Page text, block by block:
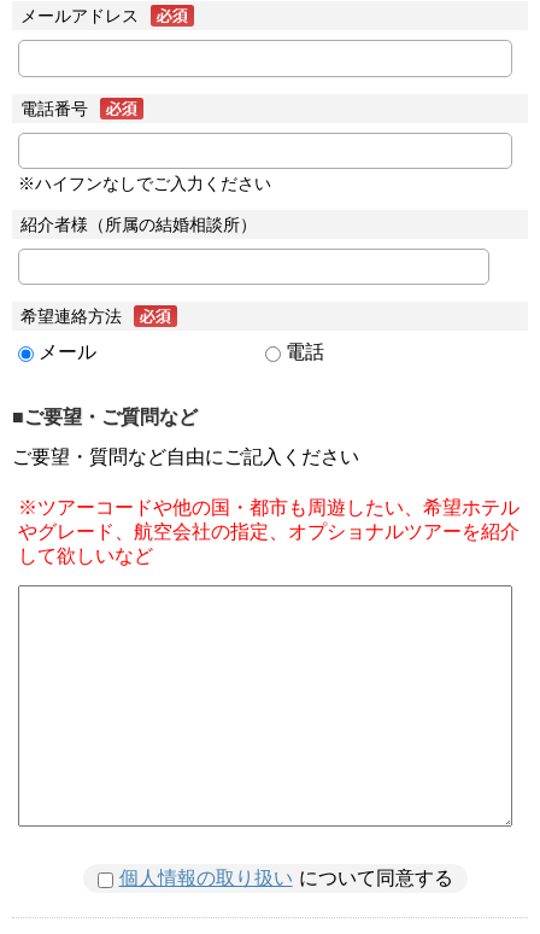
メールアドレス
電話番号
※ハイフンなしでご入力ください
紹介者様（所属の結婚相談所）
希望連絡方法
メール 電話
■ご要望・ご質問など
ご要望・質問など自由にご記入ください
※ツアーコードや他の国・都市も周遊したい、希望ホテル
やグレード、航空会社の指定、オプショナルツアーを紹介
して欲しいなど
個人情報の取り扱い について同意する